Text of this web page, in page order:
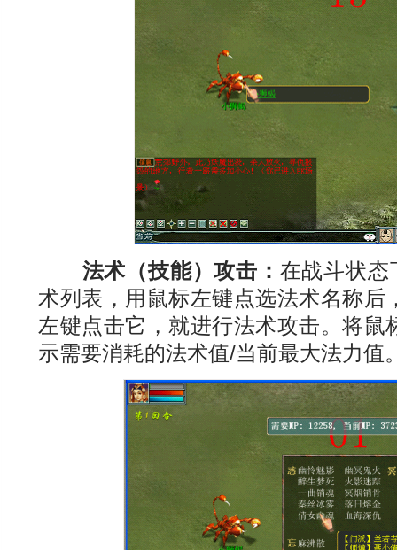
法术（技能）攻击： 在战斗状态
术列表，用鼠标左键点选法术名称后
左键点击它，就进行法术攻击。将鼠
示需要消耗的法术值/当前最大法力值